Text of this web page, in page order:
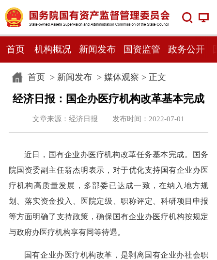
首页 机构概况 新闻发布 国资监管 政务公开
首页> 新闻发布> 媒体观察 > 正文
经济日报：国企办医疗机构改革基本完成
文章来源：经济日报 发布时间：2022-07-01
近日，国有企业办医疗机构改革任务基本完成。国务
院国资委副主任翁杰明表示，对于优化支持国有企业办医
疗机构高质量发展，多部委已达成一致，在纳入地方规
划、落实资金投入、医院定级、职称评定、科研项目申报
等方面明确了支持政策，确保国有企业办医疗机构按规定
与政府办医疗机构享有同等待遇。
国有企业办医疗机构改革，是剥离国有企业办社会职